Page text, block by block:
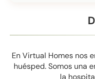
En Virtual Homes nos
huésped. Somos una
la